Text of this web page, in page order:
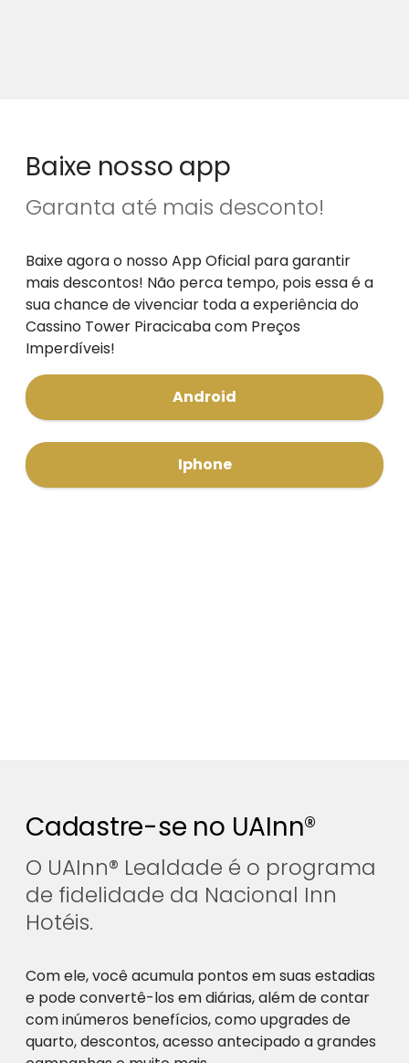
Baixe nosso app
Garanta até mais desconto!
Baixe agora o nosso App Oficial para garantir
mais descontos! Não perca tempo, pois essa é a
sua chance de vivenciar toda a experiência do
Cassino Tower Piracicaba com Preços
Imperdíveis!
Android
Iphone
Cadastre-se no UAInn®
O UAInn® Lealdade é o programa
de fidelidade da Nacional Inn
Hotéis.
Com ele, você acumula pontos em suas estadias
e pode convertê-los em diárias, além de contar
com inúmeros benefícios, como upgrades de
quarto, descontos, acesso antecipado a grandes